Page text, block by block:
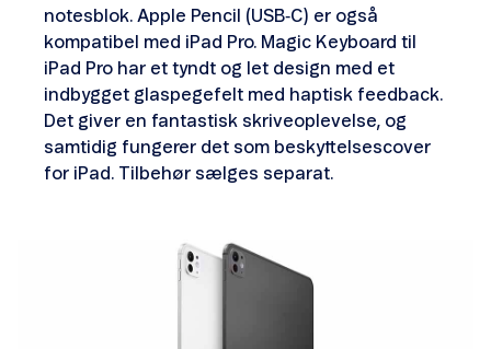
notesblok. Apple Pencil (USB‑C) er også
kompatibel med iPad Pro. Magic Keyboard til
iPad Pro har et tyndt og let design med et
indbygget glaspegefelt med haptisk feedback.
Det giver en fantastisk skriveoplevelse, og
samtidig fungerer det som beskyttelsescover
for iPad. Tilbehør sælges separat.